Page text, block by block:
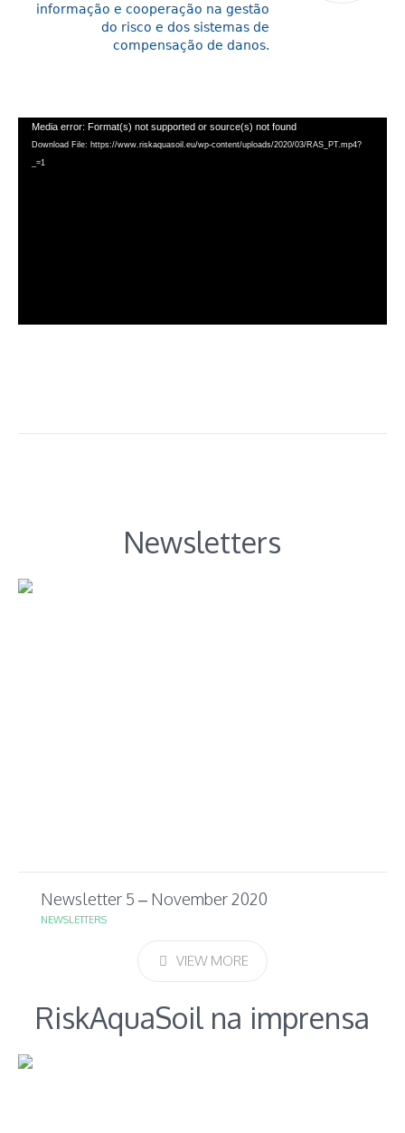
informação e cooperação na gestão
do risco e dos siste­mas de
compensação de danos.
Reprodutor
Media error: Format(s) not supported or source(s) not found
Download File: https://www.riskaquasoil.eu/wp-content/uploads/2020/03/RAS_PT.mp4?
_=1
Newsletters
Newsletter 5 – November 2020
NEWSLETTERS
VIEW MORE
RiskAquaSoil na imprensa